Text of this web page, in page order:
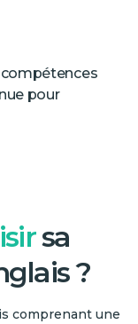
pour
sa
?
comprenant une